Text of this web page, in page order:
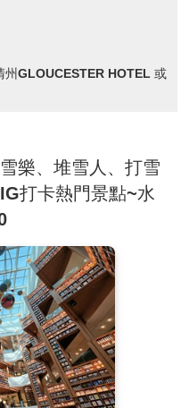
空中一般，感覺驚險又
漢江及小白山的風景盡
是韓國最大湖泊，韓國
安排乘坐破冰船暢遊忠
狀況湖面未結冰，遊船時無
彎曲的南漢江中心部位
岩石聳立的景致大概只
說。三塊岩石中中間的
峰，左邊的叫妾峰，傳
陽郡規模最大的傳統市
古樸韻味，走入其中感
爛、親切溫暖的大叔大
同的旅遊體驗。由於蒜
腸、蒜頭炸雞。
GLOUCESTER HOTEL 或
樂、堆雪人、打雪
打卡熱門景點~水